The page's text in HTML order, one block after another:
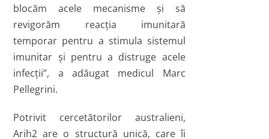
blocăm acele mecanisme şi să
revigorăm reacţia imunitară
temporar pentru a stimula sistemul
imunitar şi pentru a distruge acele
infecţii”, a adăugat medicul Marc
Pellegrini.
Potrivit cercetătorilor australieni,
Arih2 are o structură unică, care îi